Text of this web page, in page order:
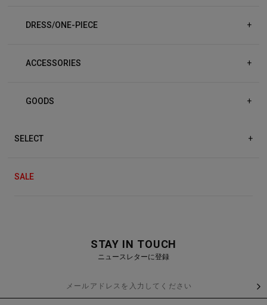
DRESS/ONE-PIECE +
ACCESSORIES +
GOODS +
SELECT +
SALE
STAY IN TOUCH
ニュースレターに登録